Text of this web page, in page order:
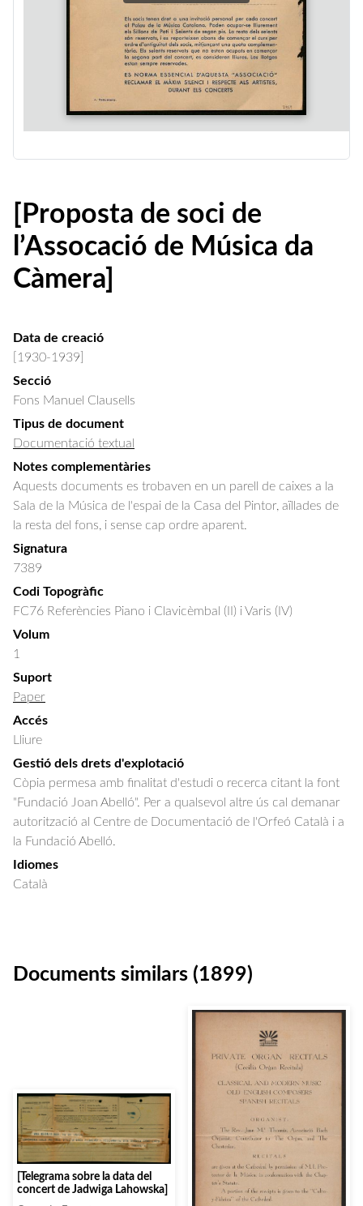
[Proposta de soci de
l’Assocació de Música da
Càmera]
Data de creació
[1930-1939]
Secció
Fons Manuel Clausells
Tipus de document
Documentació textual
Notes complementàries
Aquests documents es trobaven en un parell de caixes a la
Sala de la Música de l'espai de la Casa del Pintor, aïllades de
la resta del fons, i sense cap ordre aparent.
Signatura
7389
Codi Topogràfic
FC76 Referències Piano i Clavicèmbal (II) i Varis (IV)
Volum
1
Suport
Paper
Accés
Lliure
Gestió dels drets d'explotació
Còpia permesa amb finalitat d'estudi o recerca citant la font
"Fundació Joan Abelló". Per a qualsevol altre ús cal demanar
autorització al Centre de Documentació de l'Orfeó Català i a
la Fundació Abelló.
Idiomes
Català
Documents similars (1899)
[Telegrama sobre la data del
concert de Jadwiga Lahowska]